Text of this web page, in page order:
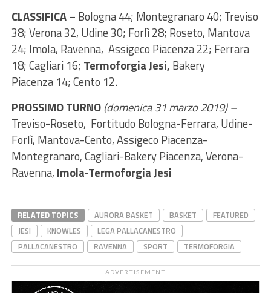
CLASSIFICA– Bologna 44; Montegranaro 40; Treviso
38; Verona 32, Udine 30; Forlì 28; Roseto, Mantova
24; Imola, Ravenna, Assigeco Piacenza 22; Ferrara
18; Cagliari 16; Termoforgia Jesi, Bakery
Piacenza 14; Cento 12.
PROSSIMO TURNO (domenica 31 marzo 2019) –
Treviso-Roseto, Fortitudo Bologna-Ferrara, Udine-
Forlì, Mantova-Cento, Assigeco Piacenza-
Montegranaro, Cagliari-Bakery Piacenza, Verona-
Ravenna, Imola-Termoforgia Jesi
RELATED TOPICS AURORA BASKET BASKET
FEATURED
JESI
KNOWLES
LEGA PALLACANESTRO
PALLACANESTRO
RAVENNA SPORT TERMOFORGIA
ADVERTISEMENT